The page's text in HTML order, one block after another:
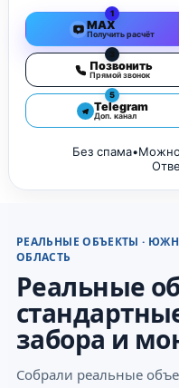
1
MAX
Получить расчёт
3
Позвонить
Прямой звонок
5
Telegram
Доп. канал
Без спама•Можно
РЕАЛЬНЫЕ ОБЪЕКТЫ ·
ОБЛАСТЬ
Реальные
забора и
Собрали реальные